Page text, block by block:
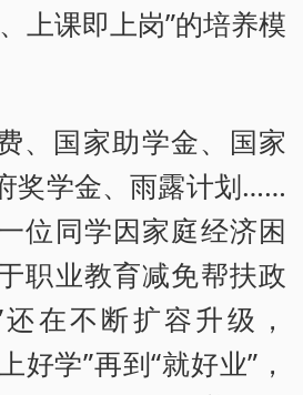
上课即上岗”的培养模
、国家助学金、国家
奖学金、雨露计划……
位同学因家庭经济困
职业教育减免帮扶政
在不断扩容升级，
好学”再到“就好业”，